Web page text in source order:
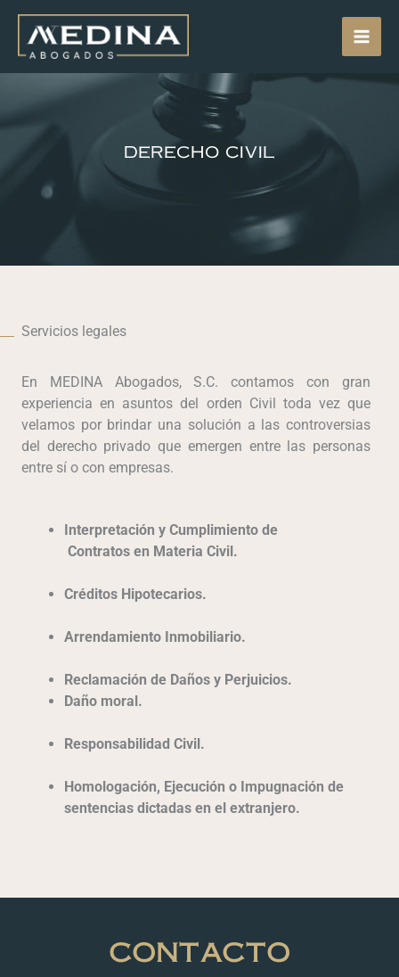
content
DERECHO CIVIL
Servicios legales
En MEDINA Abogados, S.C. contamos con gran
experiencia en asuntos del orden Civil toda vez que
velamos por brindar una solución a las controversias
del derecho privado que emergen entre las personas
entre sí o con empresas.
Interpretación y Cumplimiento de
Contratos en Materia Civil.
Créditos Hipotecarios.
Arrendamiento Inmobiliario.
Reclamación de Daños y Perjuicios.
Daño moral.
Responsabilidad Civil.
Homologación, Ejecución o Impugnación de
sentencias dictadas en el extranjero.
CONTACTO